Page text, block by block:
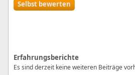
Selbst bewerten
Erfahrungsberichte
Es sind derzeit keine weiteren Beiträge